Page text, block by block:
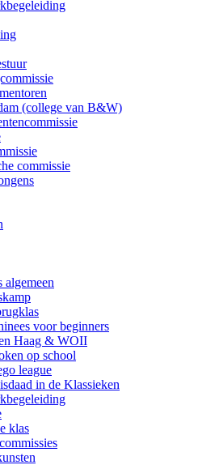
(college van B&W)
commissie
algemeen
voor beginners
Haag & WOII
op school
league
in de Klassieken
klas